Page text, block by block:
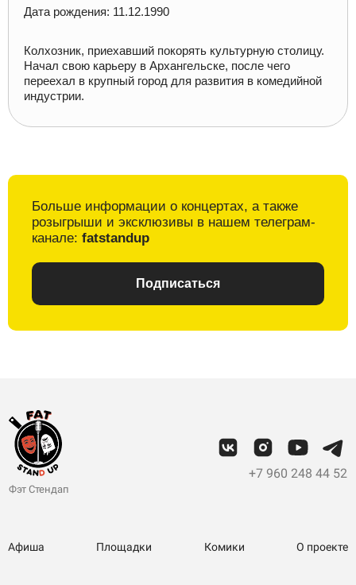
Дата рождения: 11.12.1990
Колхозник, приехавший покорять культурную столицу.
Начал свою карьеру в Архангельске, после чего
переехал в крупный город для развития в комедийной
индустрии.
Больше информации о концертах, а также
розыгрыши и эксклюзивы в нашем телеграм-
канале: fatstandup
Подписаться
Фэт Стендап
+7 960 248 44 52
Афиша Площадки Комики О проекте